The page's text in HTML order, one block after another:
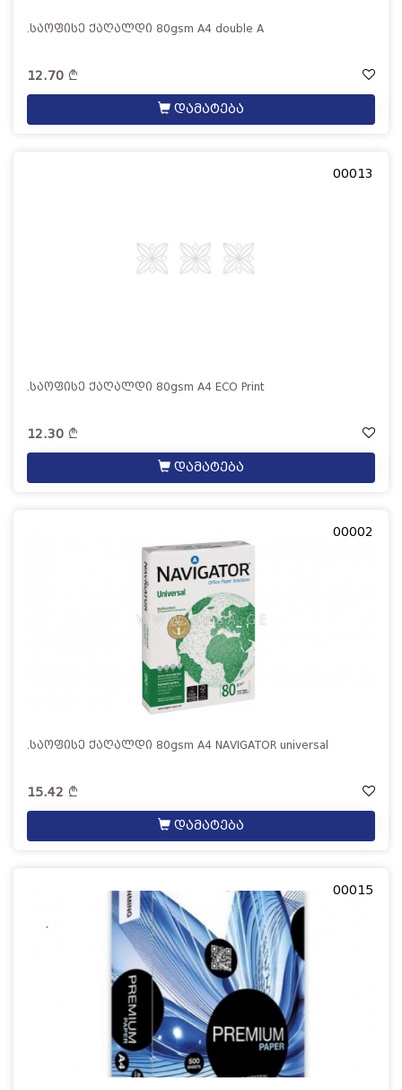
.საოფისე ქაღალდი 80gsm A4 double A
12.70
დამატება
00013
.საოფისე ქაღალდი 80gsm A4 ECO Print
12.30
დამატება
00002
.საოფისე ქაღალდი 80gsm A4 NAVIGATOR universal
15.42
დამატება
00015